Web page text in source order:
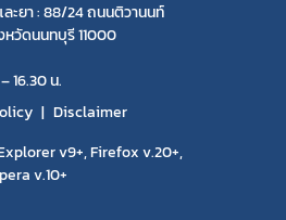
ะยา : 88/24 ถนนติวานนท์
วัดนนทบุรี 11000
16.30 น.
Disclaimer
v9+, Firefox v.20+,
v.10+